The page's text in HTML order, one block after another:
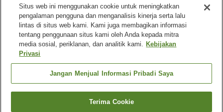
Hebat Ulasan:102
Fasilitas properti
Wi-Fi
gedung
Benar-benar bebas rokok
Cari kamar
Situs web ini menggunakan cookie untuk meningkatkan
pengalaman pengguna dan menganalisis kinerja serta lalu
lintas di situs web kami. Kami juga membagikan informasi
tentang penggunaan situs kami oleh Anda kepada mitra
media sosial, periklanan, dan analitik kami. Kebijakan
Privasi
Jangan Menjual Informasi Pribadi Saya
Terima Cookie